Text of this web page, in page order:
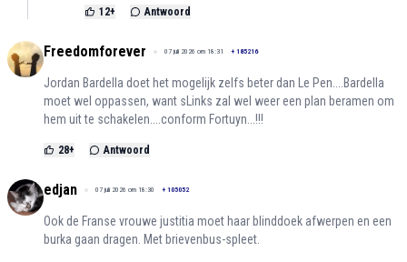
12+ Antwoord
Freedomforever 07 juli 2026 om 18:31 + 185216
Jordan Bardella doet het mogelijk zelfs beter dan Le Pen....Bardella
moet wel oppassen, want sLinks zal wel weer een plan beramen om
hem uit te schakelen....conform Fortuyn...!!!
28+ Antwoord
edjan 07 juli 2026 om 18:30 + 105052
Ook de Franse vrouwe justitia moet haar blinddoek afwerpen en een
burka gaan dragen. Met brievenbus-spleet.